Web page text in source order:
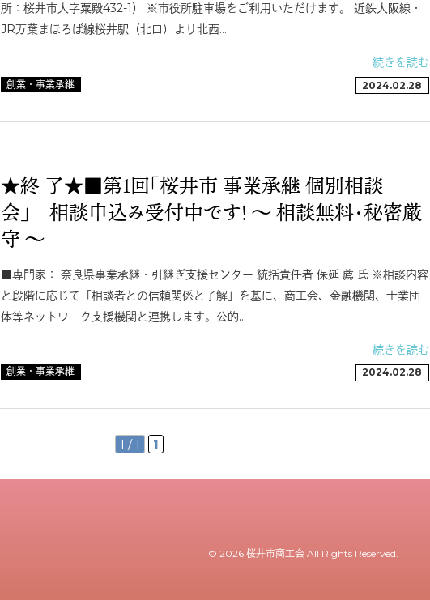
所：桜井市大字粟殿432-1） ※市役所駐車場をご利用いただけます。 近鉄大阪線・
JR万葉まほろば線桜井駅（北口）より北西…
続きを読む
創業・事業承継 2024.02.28
★終 了★■第１回「桜井市 事業承継 個別相談
会」 相談申込み受付中です！ ～ 相談無料・秘密厳
守 ～
■専門家： 奈良県事業承継・引継ぎ支援センター 統括責任者 保延 薦 氏 ※相談内容
と段階に応じて「相談者との信頼関係と了解」を基に、商工会、金融機関、士業団
体等ネットワーク支援機関と連携します。公的…
続きを読む
創業・事業承継 2024.02.28
1 / 1 1
© 2026 桜井市商工会 All Rights Reserved.